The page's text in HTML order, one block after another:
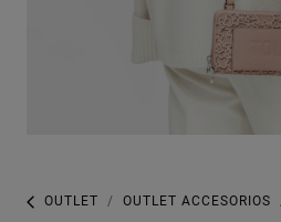
OUTLET OUTLET ACCESORIOS